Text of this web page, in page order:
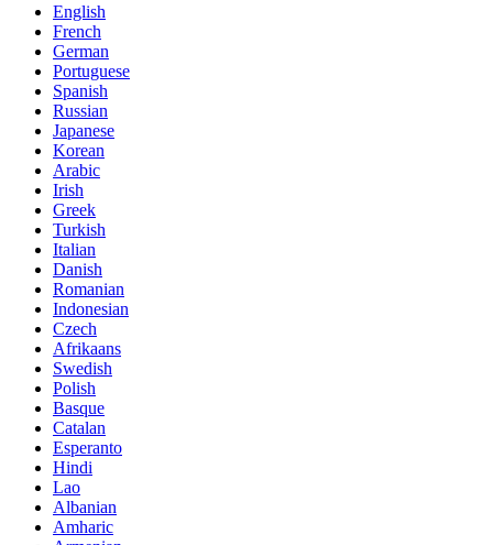
English
French
German
Portuguese
Spanish
Russian
Japanese
Korean
Arabic
Irish
Greek
Turkish
Italian
Danish
Romanian
Indonesian
Czech
Afrikaans
Swedish
Polish
Basque
Catalan
Esperanto
Hindi
Lao
Albanian
Amharic